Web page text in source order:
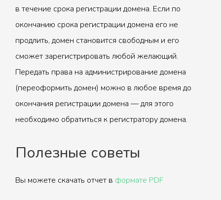
в течение срока регистрации домена. Если по
окончанию срока регистрации домена его не
продлить, домен становится свободным и его
сможет зарегистрировать любой желающий.
Передать права на администрирование домена
(переоформить домен) можно в любое время до
окончания регистрации домена — для этого
необходимо обратиться к регистратору домена.
Полезные советы
Вы можете скачать отчет в формате PDF